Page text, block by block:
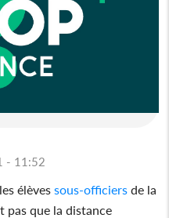
- 11:52
élèvessous-officiers de la
pas que la distance